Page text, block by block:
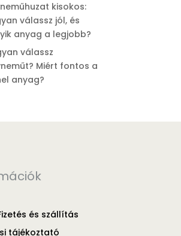
kisokos:
válassz jól, és
anyag a legjobb?
válassz
Miért fontos a
anyag?
és szállítás
tájékoztató